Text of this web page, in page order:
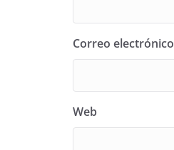
Correo electrónico
Web